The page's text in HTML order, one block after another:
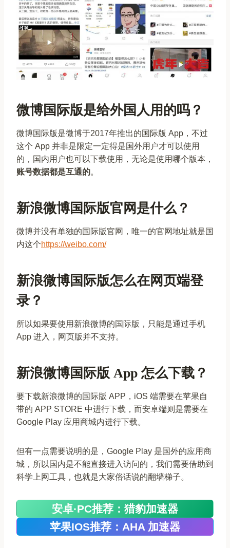
微博国际版是给外国人用的吗？
微博国际版是微博于2017年推出的国际版 App，不过
这个 App 并非是限定一定得是国外用户才可以使用
的，国内用户也可以下载使用，无论是使用哪个版本，
账号数据都是互通的。
新浪微博国际版官网是什么？
微博并没有单独的国际版官网，唯一的官网地址就是国
内这个https://weibo.com/
新浪微博国际版怎么在网页端登
录？
所以如果要使用新浪微博的国际版，只能是通过手机
App 进入，网页版并不支持。
新浪微博国际版 App 怎么下载？
要下载新浪微博的国际版 APP，iOS 端需要在苹果自
带的 APP STORE 中进行下载，而安卓端则是需要在
Google Play 应用商城内进行下载。
但有一点需要说明的是，Google Play 是国外的应用商
城，所以国内是不能直接进入访问的，我们需要借助到
科学上网工具，也就是大家俗话说的翻墙梯子。
安卓·PC推荐：猎豹加速器
苹果IOS推荐：AHA 加速器